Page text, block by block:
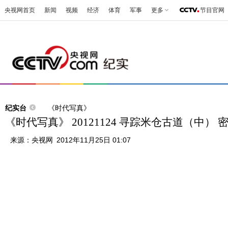
央视网首页 新闻 视频 经济 体育 军事 更多 节目官网
纪实台 《时代写真》
《时代写真》 20121124 寻踪米仓古道（中）
来源： 央视网 2012年11月25日 01:07